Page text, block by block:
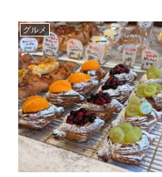
グルメ